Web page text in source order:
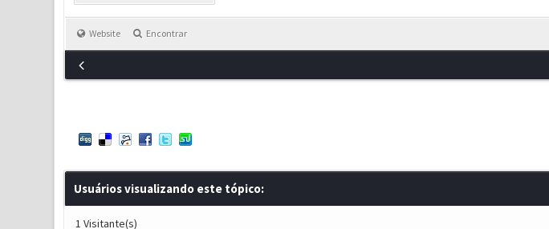
Website Encontrar
Usuários visualizando este tópico:
1 Visitante(s)